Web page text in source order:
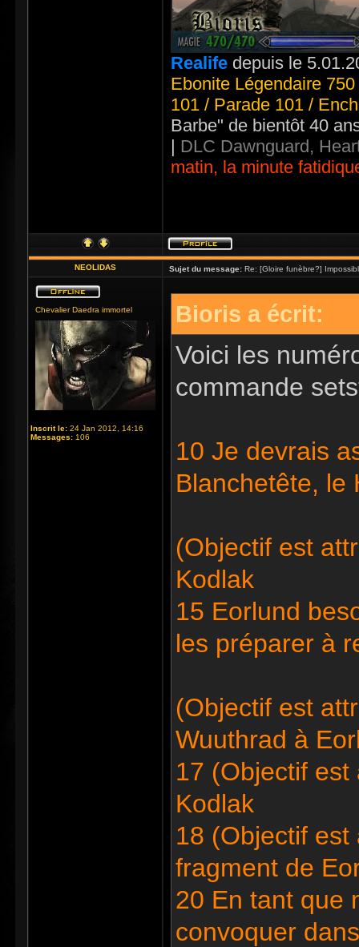
Realife depuis le
Ebonite Légendaire
101 / Parade 101 /
Barbe" de bientôt 40
| DLC Dawnguard,
matin, la minute
NEOLIDAS Sujet du message: Re: [Gloire funèbre?]
Chevalier Daedra immortel
Inscrit le: 24 Jan 2012, 14:16
Messages: 106
Bioris a écrit:
Voici les
commande
10 Je devrais
Blanchetête, le
(Objectif est
Kodlak
15 Eorlund
les préparer à
(Objectif est
Wuuthrad à
17 (Objectif
Kodlak
18 (Objectif
fragment de
20 En tant que
convoquer